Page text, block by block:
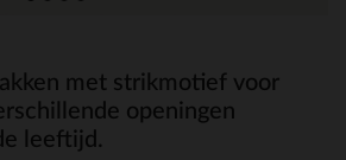
met strikmotief voor
openingen
leeftijd.